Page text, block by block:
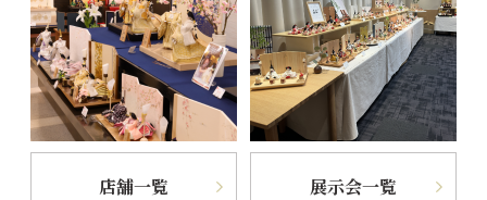
店舗一覧 展示会一覧